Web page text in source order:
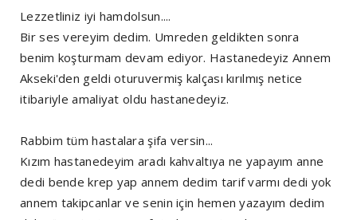
Lezzetliniz iyi hamdolsun....
Bir ses vereyim dedim. Umreden geldikten sonra
benim koşturmam devam ediyor. Hastanedeyiz Annem
Akseki'den geldi oturuvermiş kalçası kırılmış netice
itibariyle amaliyat oldu hastanedeyiz.
Rabbim tüm hastalara şifa versin...
Kızım hastanedeyim aradı kahvaltıya ne yapayım anne
dedi bende krep yap annem dedim tarif varmı dedi yok
annem takipcanlar ve senin için hemen yazayım dedim